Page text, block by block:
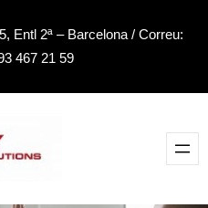
Entl 2ª – Barcelona / Correu:
467 21 59